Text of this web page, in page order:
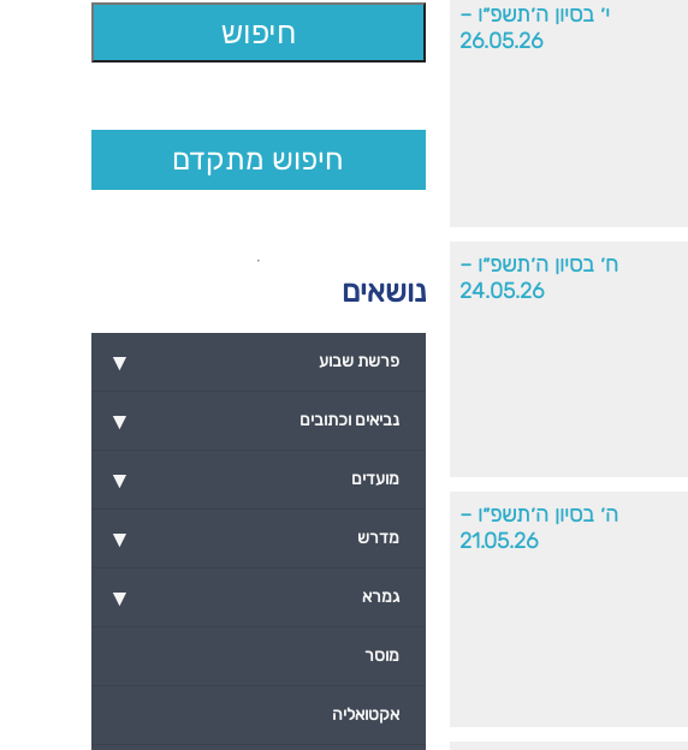
י׳ בסיון ה׳תשפ״ו –
26.05.26
ח׳ בסיון ה׳תשפ״ו –
24.05.26
ה׳ בסיון ה׳תשפ״ו –
21.05.26
חיפוש מתקדם
נושאים
▾ פרשת שבוע
▾ נביאים וכתובים
▾ מועדים
▾ מדרש
▾ גמרא
מוסר
אקטואליה